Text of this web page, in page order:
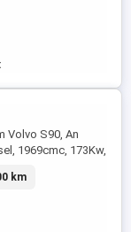
audio
hold, avertizare
lumini
Volvo S90, An
1969cmc, 173Kw,
km